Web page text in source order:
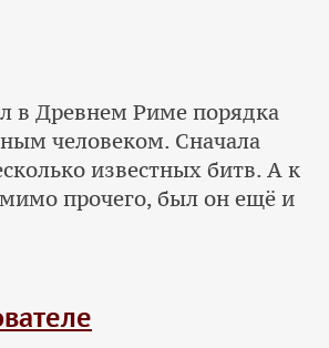
в Древнем Риме порядка
человеком. Сначала
известных битв. А к
прочего, был он ещё и